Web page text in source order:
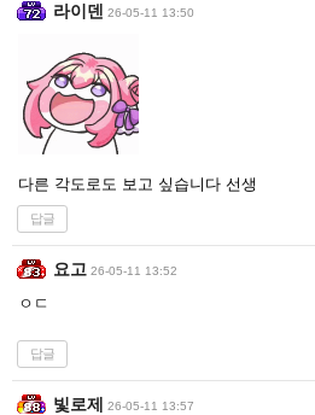
라이덴 26-05-11 13:50
다른 각도로도 보고 싶습니다 선생
답글
요고 26-05-11 13:52
ㅇㄷ
답글
빛로제 26-05-11 13:57